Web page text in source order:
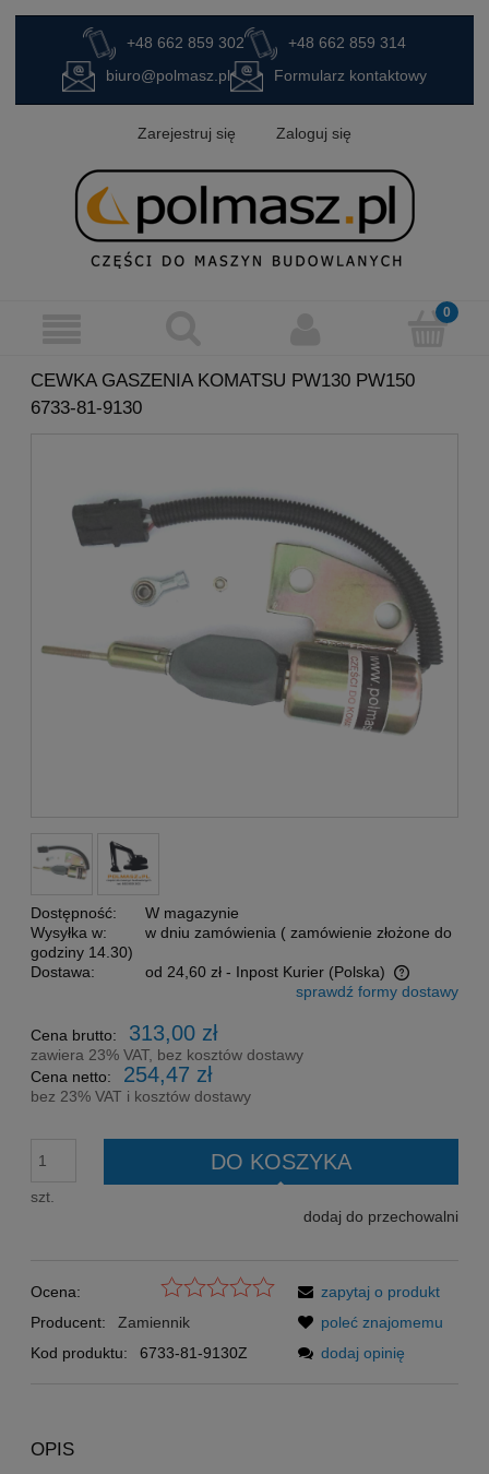
+48 662 859 302
+48 662 859 314
biuro@polmasz.pl
Formularz kontaktowy
Zarejestruj się Zaloguj się
CEWKA GASZENIA KOMATSU PW130 PW150
6733-81-9130
Dostępność:
W magazynie
Wysyłka w:
w dniu zamówienia ( zamówienie złożone do
godziny 14.30)
Dostawa:
od 24,60 zł - Inpost Kurier (Polska)
Cena nie zawiera ewentualnych kosztów płatnościsprawdź formy dostawy
Cena brutto: 313,00 zł
zawiera 23% VAT, bez kosztów dostawy
Cena netto:
254,47 zł
bez 23% VAT i kosztów dostawy
szt.
DO KOSZYKA
dodaj do przechowalni
Ocena:
Producent:
Zamiennik
Kod produktu:
6733-81-9130Z
zapytaj o produkt
poleć znajomemu
dodaj opinię
OPIS